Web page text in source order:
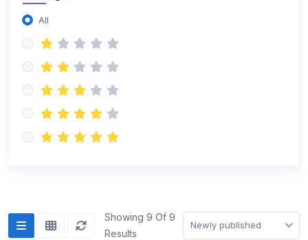
All
Showing 9 Of 9
Results
Newly published